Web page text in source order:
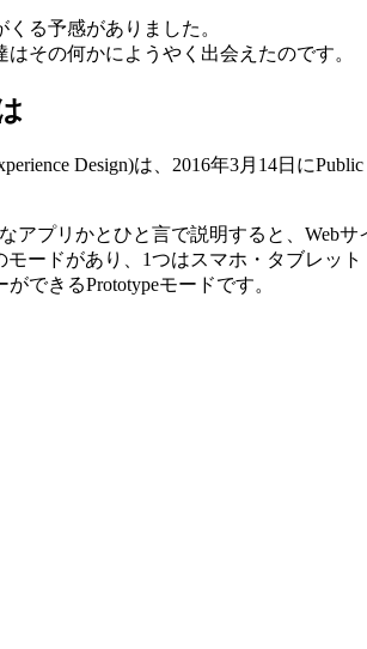
る予感がありました。
その何かにようやく出会えたのです。
Design)は、2016年3月14日に
アプリかとひと言で説明すると、 Web
モードがあり、1つはスマホ・タブレッ
できるPrototypeモードです。